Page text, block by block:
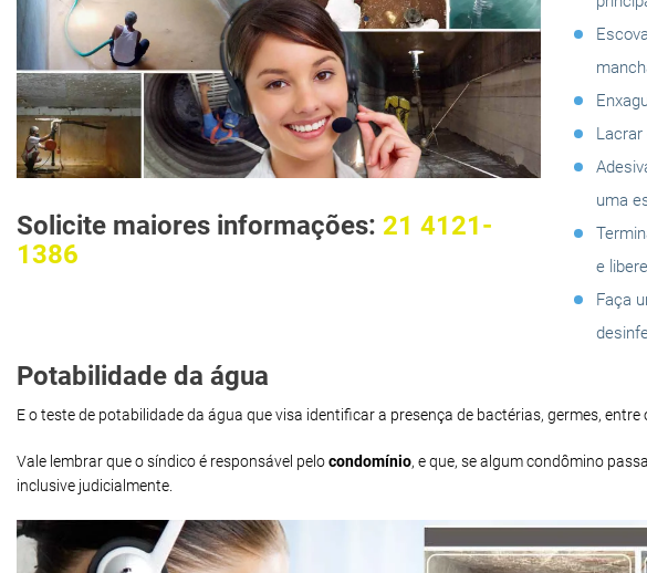
Solicite maiores informações: 21 4121-
1386
uma
e
Faça
Potabilidade da água
E o teste de potabilidade da água que visa identificar a presença de bactérias, germes,
Vale lembrar que o síndico é responsável pelocondomínio, e que, se algum condômino
inclusive judicialmente.